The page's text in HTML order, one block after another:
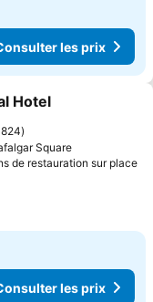
les prix
favoris
Hotel
Square
de restauration sur place
les prix